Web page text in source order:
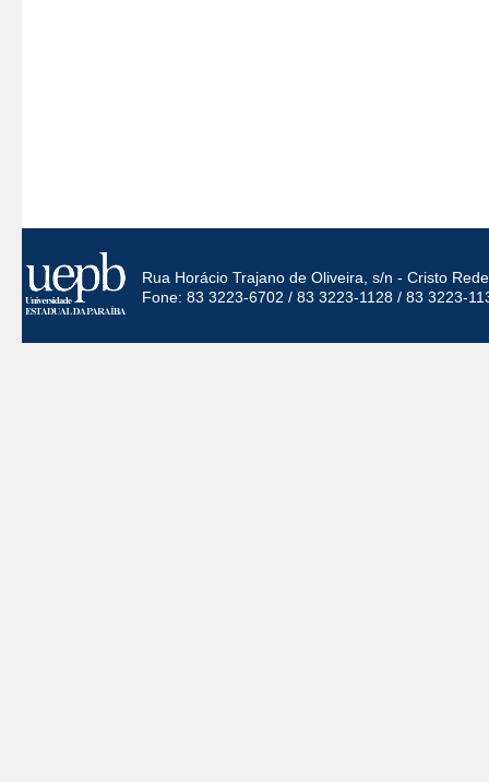
Rua Horácio Trajano de Oliveira, s/n - Cristo
Fone: 83 3223-6702 / 83 3223-1128 / 83 3223-